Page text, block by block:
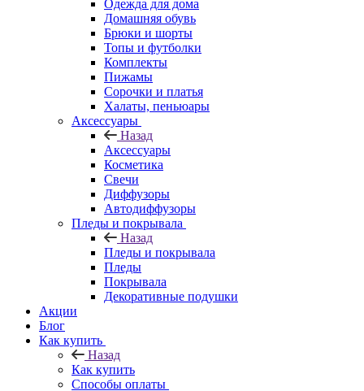
Одежда для дома
Домашняя обувь
Брюки и шорты
Топы и футболки
Комплекты
Пижамы
Сорочки и платья
Халаты, пеньюары
Аксессуары
Назад
Аксессуары
Косметика
Свечи
Диффузоры
Автодиффузоры
Пледы и покрывала
Назад
Пледы и покрывала
Пледы
Покрывала
Декоративные подушки
Акции
Блог
Как купить
Назад
Как купить
Способы оплаты